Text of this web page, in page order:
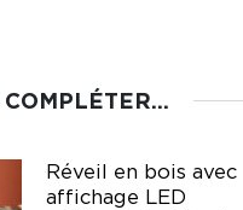
COMPLÉTER...
Réveil en bois avec
affichage LED